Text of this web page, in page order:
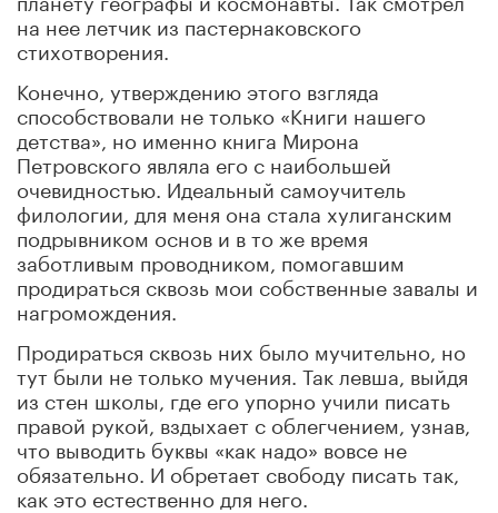
на нее летчик из пастернаковского
стихотворения.
Конечно, утверждению этого взгляда
способствовали не только «Книги нашего
детства», но именно книга Мирона
Петровского являла его с наибольшей
очевидностью. Идеальный самоучитель
филологии, для меня она стала хулиганским
подрывником основ и в то же время
заботливым проводником, помогавшим
продираться сквозь мои собственные завалы и
нагромождения.
Продираться сквозь них было мучительно, но
тут были не только мучения. Так левша, выйдя
из стен школы, где его упорно учили писать
правой рукой, вздыхает с облегчением, узнав,
что выводить буквы «как надо» вовсе не
обязательно. И обретает свободу писать так,
как это естественно для него.